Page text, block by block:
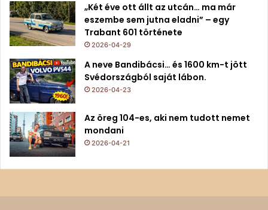
„Két éve ott állt az utcán… ma már
eszembe sem jutna eladni” – egy
Trabant 601 története
2026-04-29
A neve Bandibácsi… és 1600 km-t jött
Svédországból saját lábon.
2026-04-23
Az öreg 104-es, aki nem tudott nemet
mondani
2026-04-21